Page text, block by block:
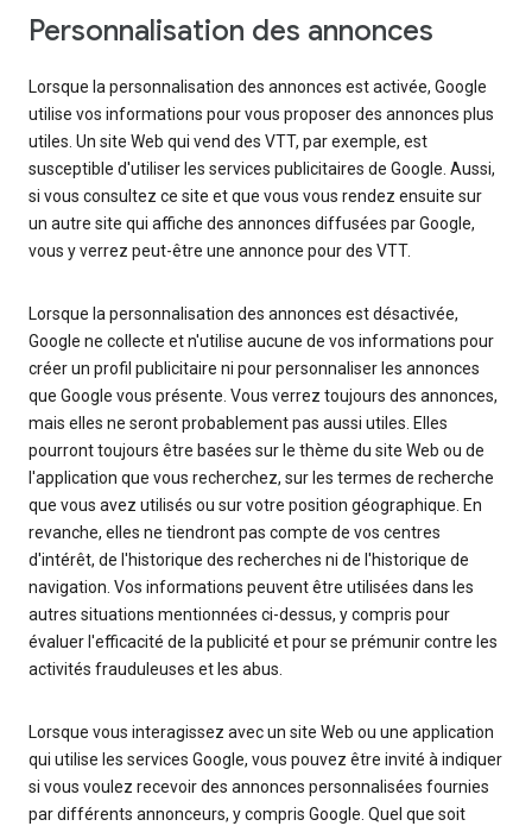
Personnalisation des annonces
Lorsque la personnalisation des annonces est activée, Google
utilise vos informations pour vous proposer des annonces plus
utiles. Un site Web qui vend des VTT, par exemple, est
susceptible d'utiliser les services publicitaires de Google. Aussi,
si vous consultez ce site et que vous vous rendez ensuite sur
un autre site qui affiche des annonces diffusées par Google,
vous y verrez peut-être une annonce pour des VTT.
Lorsque la personnalisation des annonces est désactivée,
Google ne collecte et n'utilise aucune de vos informations pour
créer un profil publicitaire ni pour personnaliser les annonces
que Google vous présente. Vous verrez toujours des annonces,
mais elles ne seront probablement pas aussi utiles. Elles
pourront toujours être basées sur le thème du site Web ou de
l'application que vous recherchez, sur les termes de recherche
que vous avez utilisés ou sur votre position géographique. En
revanche, elles ne tiendront pas compte de vos centres
d'intérêt, de l'historique des recherches ni de l'historique de
navigation. Vos informations peuvent être utilisées dans les
autres situations mentionnées ci-dessus, y compris pour
évaluer l'efficacité de la publicité et pour se prémunir contre les
activités frauduleuses et les abus.
Lorsque vous interagissez avec un site Web ou une application
qui utilise les services Google, vous pouvez être invité à indiquer
si vous voulez recevoir des annonces personnalisées fournies
par différents annonceurs, y compris Google. Quel que soit